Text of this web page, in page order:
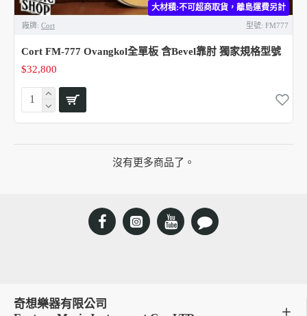
大材積:不可超商取貨，離島運費另計
廠牌: Cort 型號: FM777
Cort FM-777 Ovangkol全單板 含Bevel靠肘 獨家規格型號
$32,800
沒有更多商品了。
奇想樂器有限公司